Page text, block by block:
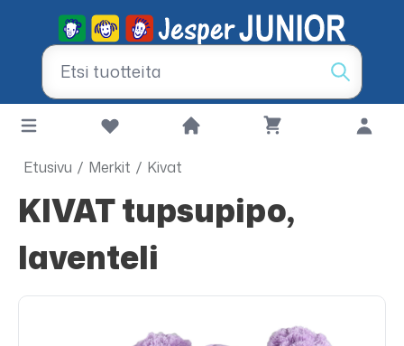
Etusivu / Merkit / Kivat
KIVAT tupsupipo,
laventeli